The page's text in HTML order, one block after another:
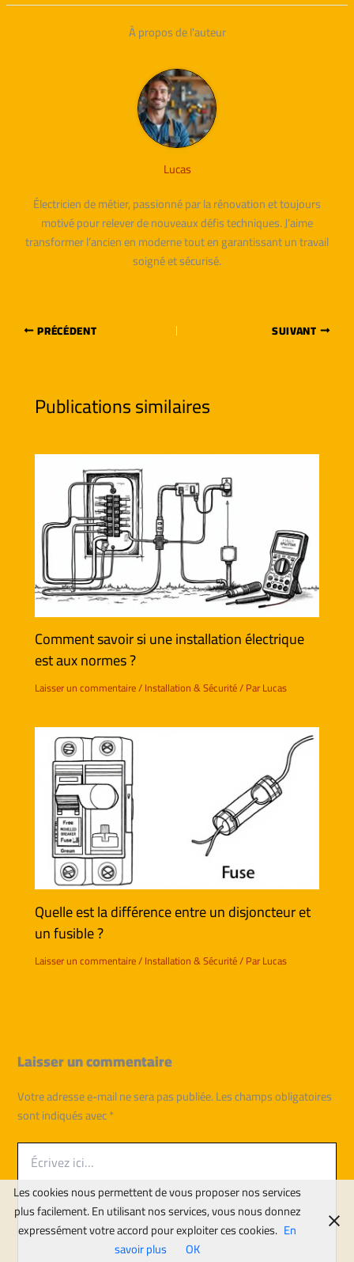
À propos de l'auteur
Lucas
Électricien de métier, passionné par la rénovation et toujours
motivé pour relever de nouveaux défis techniques. J’aime
transformer l’ancien en moderne tout en garantissant un travail
soigné et sécurisé.
PRÉCÉDENT SUIVANT
Publications similaires
Comment savoir si une installation électrique
est aux normes ?
Laisser un commentaire/Installation & Sécurité/ ParLucas
Quelle est la différence entre un disjoncteur et
un fusible ?
Laisser un commentaire/Installation & Sécurité/ ParLucas
Laisser un commentaire
Votre adresse e-mail ne sera pas publiée.Les champs obligatoires
sont indiqués avec*
Écrivez
ici…
Les cookies nous permettent de vous proposer nos services
plus facilement. En utilisant nos services, vous nous donnez
expressément votre accord pour exploiter ces cookies. En
savoir plus
OK